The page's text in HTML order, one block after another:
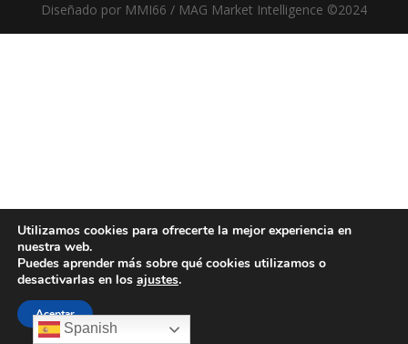
Diseñado por MMI66 / MAG Market Intelligence ©2024
Spanish
Utilizamos cookies para ofrecerte la mejor experiencia en
nuestra web.
Puedes aprender más sobre qué cookies utilizamos o
desactivarlas en los ajustes.
Aceptar